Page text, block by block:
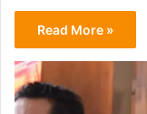
Read More »